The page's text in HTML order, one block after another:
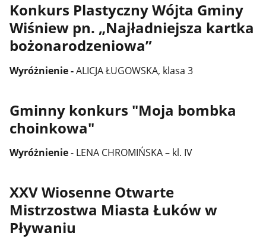
Konkurs Plastyczny Wójta Gminy
Wiśniew pn. „Najładniejsza kartka
bożonarodzeniowa”
Wyróżnienie -ALICJA ŁUGOWSKA, klasa 3
Gminny konkurs "Moja bombka
choinkowa"
Wyróżnienie- LENA CHROMIŃSKA – kl. IV
XXV Wiosenne Otwarte
Mistrzostwa Miasta Łuków w
Pływaniu